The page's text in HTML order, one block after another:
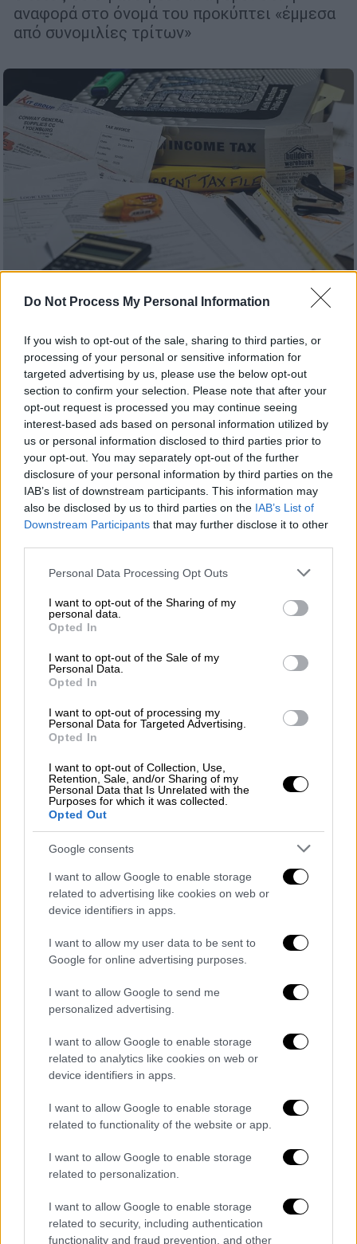
Do Not Process My Personal Information
If you wish to opt-out of the sale, sharing to third parties, or
processing of your personal or sensitive information for
targeted advertising by us, please use the below opt-out
section to confirm your selection. Please note that after your
opt-out request is processed you may continue seeing
interest-based ads based on personal information utilized by
us or personal information disclosed to third parties prior to
your opt-out. You may separately opt-out of the further
disclosure of your personal information by third parties on the
IAB’s list of downstream participants. This information may
also be disclosed by us to third parties on the IAB’s List of
Downstream Participants that may further disclose it to other
Please note that this website/app uses one or more Google
not limited to your visit or usage behaviour. You may click to
grant or deny consent to Google and its third-party tags to
use your data for below specified purposes in below Google
consent section.
Personal Data Processing Opt Outs
I want to opt-out of the Sharing of my
personal data.
Opted In
I want to opt-out of the Sale of my
Personal Data.
Opted In
I want to opt-out of processing my
Personal Data for Targeted Advertising.
Opted In
I want to opt-out of Collection, Use,
Retention, Sale, and/or Sharing of my
Personal Data that Is Unrelated with the
Purposes for which it was collected.
Opted Out
Google consents
I want to allow Google to enable storage
related to advertising like cookies on web or
device identifiers in apps.
I want to allow my user data to be sent to
Google for online advertising purposes.
I want to allow Google to send me
personalized advertising.
I want to allow Google to enable storage
related to analytics like cookies on web or
device identifiers in apps.
I want to allow Google to enable storage
related to functionality of the website or app.
I want to allow Google to enable storage
related to personalization.
I want to allow Google to enable storage
related to security, including authentication
functionality and fraud prevention, and other
αναφορά στο όνομά του προκύπτει «έμμεσα
από συνομιλίες τρίτων»
Φορολογικές δηλώσεις: Μέχρι πότε
μπορείτε να τις υποβάλετε - Η τελική
ημερομηνία για την 1η δόση
Αναλυτικός οδηγός με 17 ερωτήσεις και
απαντήσεις
Κόσμος|24.02.2026 22:00
ανακοινωθέν ΗΠΑ και 12 ευρωπαϊκών
χωρών - Κομβικός ο ρόλος της Ελλάδας
Το κοινό ανακοινωθέν των 13 υπουργών για
την ενίσχυση της ασφάλειας εφοδιασμού
φυσικού αερίου δίνει έμφαση στη χρήση
υποδομών και την ενίσχυση της Ουκρανίας
Οικονομία|07.12.2025 02:00
Επιστροφή ενοικίου: Έτσι θα πάρετε τα
ποσά που δικαιούστε - Η διαδικασία